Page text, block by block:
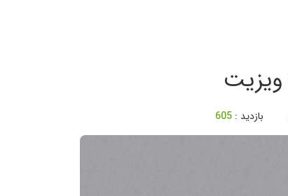
بازدید : 605